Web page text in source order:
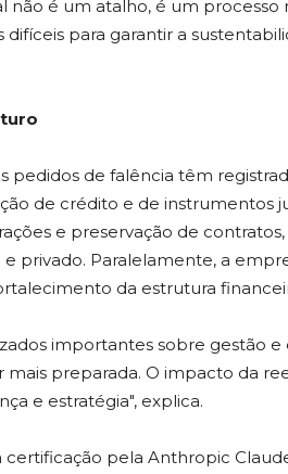
não é um atalho, é um processo
para garantir a
de falência têm
de crédito e de instrumentos
e preservação de
privado. Paralelamente, a
da estrutura
importantes sobre gestão e
preparada. O impacto da
e estratégia", explica.
pela Anthropic